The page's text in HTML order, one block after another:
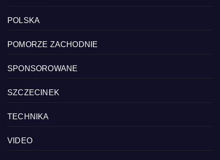
POLSKA
POMORZE ZACHODNIE
SPONSOROWANE
SZCZECINEK
TECHNIKA
VIDEO